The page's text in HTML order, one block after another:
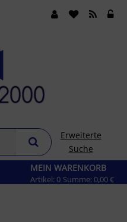
Erweiterte
Suche
MEIN WARENKORB
Artikel: 0 Summe: 0,00 €